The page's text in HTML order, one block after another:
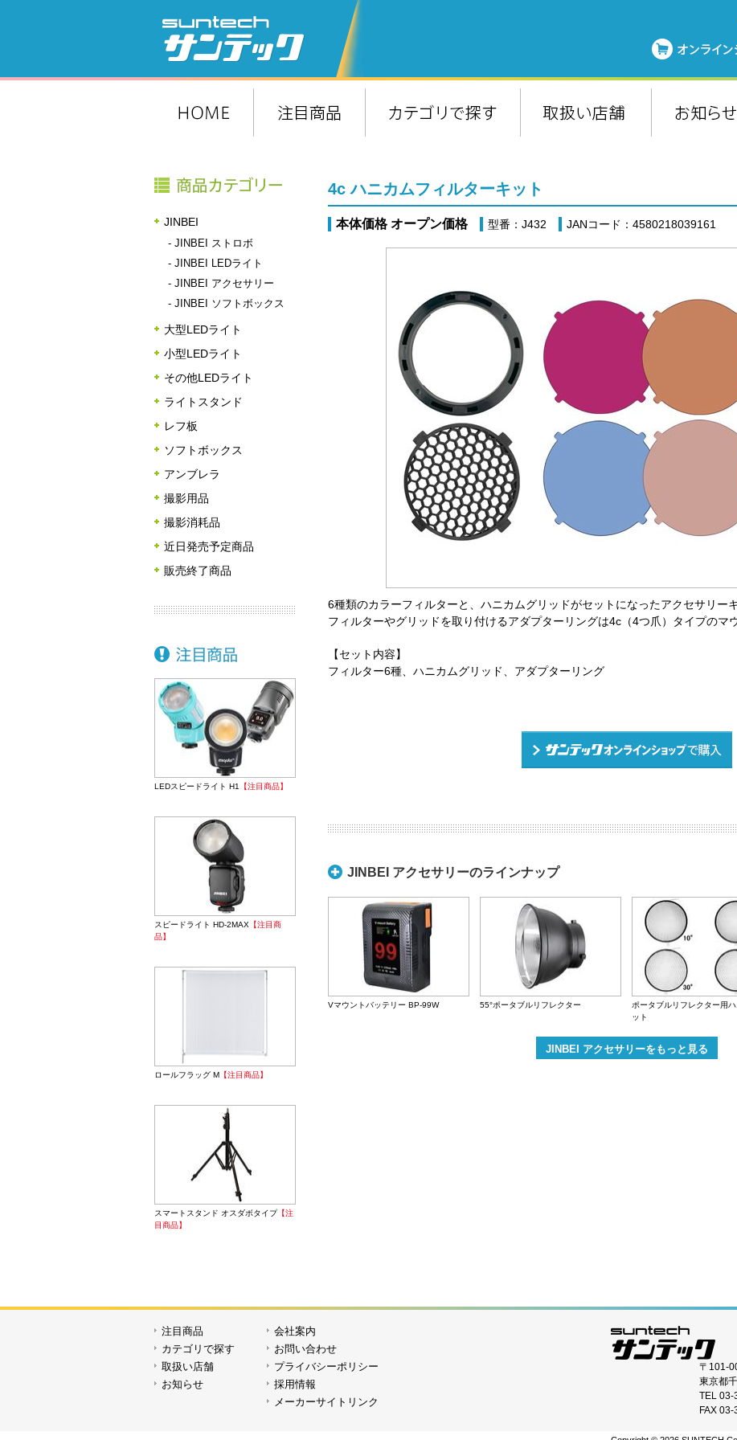
4c ハニカムフィルターキット
本体価格 オープン価格 型番：J432 JANコード：4580218039161
6種類のカラーフィルターと、ハニカムグリッドがセットになったアクセサリーキ
フィルターやグリッドを取り付けるアダプターリングは4c（4つ爪）タイプのマ
【セット内容】
フィルター6種、ハニカムグリッド、アダプターリング
JINBEI アクセサリーのラインナップ
Vマウントバッテリー BP-99W 55°ポータブルリフレクター
ポータブルリフレクター用
ット
JINBEI アクセサリーをもっと見る
JINBEI
- JINBEI ストロボ
- JINBEI LEDライト
- JINBEI アクセサリー
- JINBEI ソフトボックス
大型LEDライト
小型LEDライト
その他LEDライト
ライトスタンド
レフ板
ソフトボックス
アンブレラ
撮影用品
撮影消耗品
近日発売予定商品
販売終了商品
LEDスピードライト H1 【注目商品】
スピードライト HD-2MAX 【注目商
品】
ロールフラッグ M 【注目商品】
スマートスタンド オスダボタイプ【注
目商品】
注目商品
カテゴリで探す
取扱い店舗
お知らせ
会社案内
お問い合わせ
プライバシーポリシー
採用情報
メーカーサイトリンク
〒101-
東京都
TEL 03-
FAX